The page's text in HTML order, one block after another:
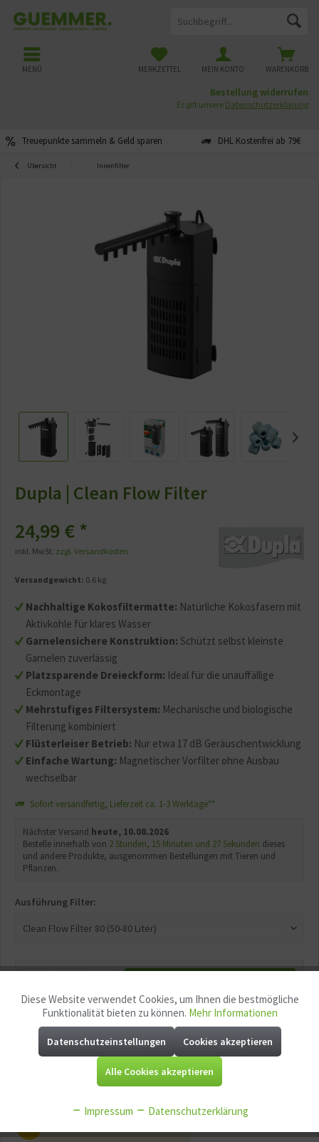
Treuepunkte sammeln & Geld sparen DHL Kostenfrei ab 79€
WARENKORB
MERKZETTEL MEIN KONTO
MENÜ
Bestellung widerrufen
Es gilt unsere Datenschutzerklärung
Übersicht Innenfilter
Dupla | Clean Flow Filter
Nachhaltige Kokosfiltermatte: Natürliche Kokosfasern mit
Aktivkohle für klares Wasser
Garnelensichere Konstruktion: Schützt selbst kleinste
Garnelen zuverlässig
Platzsparende Dreieckform: Ideal für die unauffällige
Eckmontage
Mehrstufiges Filtersystem: Mechanische und biologische
Filterung kombiniert
Flüsterleiser Betrieb: Nur etwa 17 dB Geräuschentwicklung
Einfache Wartung: Magnetischer Vorfilter ohne Ausbau
wechselbar
24,99 € *
inkl. MwSt. zzgl. Versandkosten
Versandgewicht: 0.6 kg
Sofort versandfertig, Lieferzeit ca. 1-3 Werktage**
Nächster Versand heute, 10.08.2026
Bestelle innerhalb von 2 Stunden, 15 Minuten und 27 Sekunden dieses
und andere Produkte, ausgenommen Bestellungen mit Tieren und
Pflanzen.
Ausführung Filter:
Merken Fragen zum Artikel?
Artikel-Nr.:
GG12197
4011444796004
P
Funktionale Aktiv
Marketing Aktiv
Service Aktiv
Diese Website verwendet Cookies, um Ihnen die bestmögliche
Funktionalität bieten zu können. Mehr Informationen
Datenschutzeinstellungen Cookies akzeptieren
Alle Cookies akzeptieren
Impressum Datenschutzerklärung